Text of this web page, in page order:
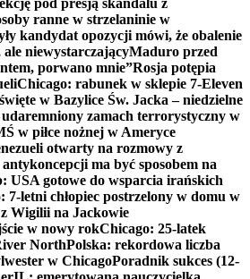
pod presją skandalu z
ranne w strzelaninie w
kandydat opozycji mówi, że obalenie
niewystarczającyMaduro przed
porwano mnie”Rosja potępia
Chicago: rabunek w sklepie 7-Eleven
w Bazylice Św. Jacka – niedzielne
zamach terrorystyczny w
w piłce nożnej w Ameryce
otwarty na rozmowy z
ma być sposobem na
USA gotowe do wsparcia irańskich
7-letni chłopiec postrzelony w domu w
Wigilii na Jackowie
w nowy rokChicago: 25-latek
NorthPolska: rekordowa liczba
w ChicagoPoradnik sukces (12-